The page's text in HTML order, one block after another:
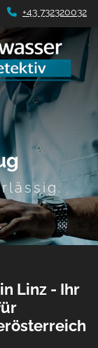
 +43 732320032
Linz - Ihr